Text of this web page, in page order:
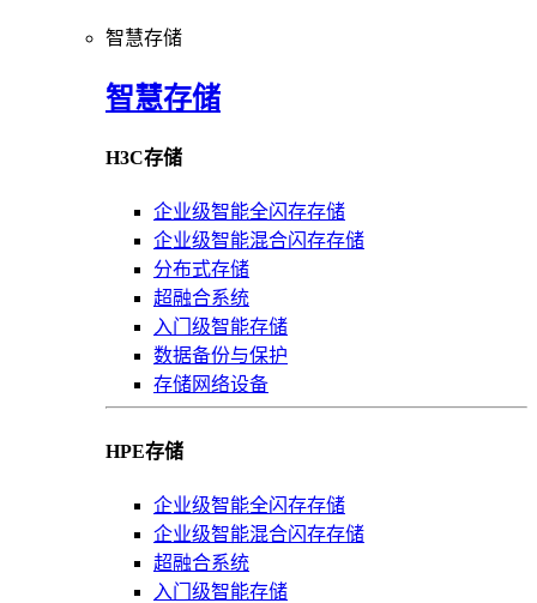
智慧存储
智慧存储
H3C存储
企业级智能全闪存存储
企业级智能混合闪存存储
分布式存储
超融合系统
入门级智能存储
数据备份与保护
存储网络设备
HPE存储
企业级智能全闪存存储
企业级智能混合闪存存储
超融合系统
入门级智能存储